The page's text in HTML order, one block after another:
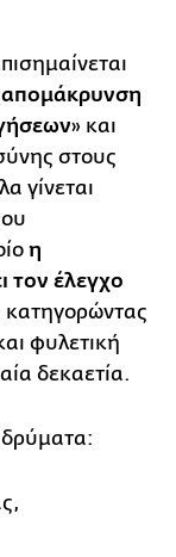
απομάκρυνση
» και
στους
γίνεται
η
τον έλεγχο
κατηγορώντας
φυλετική
δεκαετία.